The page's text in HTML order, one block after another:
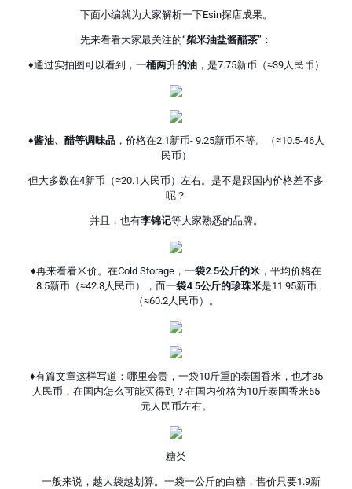
下面小编就为大家解析一下Esin探店成果。
先来看看大家最关注的“柴米油盐酱醋茶”：
♦通过实拍图可以看到， 一桶两升的油，是7.75新币（≈39人民币）
♦酱油、醋等调味品，价格在2.1新币- 9.25新币不等。（≈10.5-46人
民币）
但大多数在4新币（≈20.1人民币）左右。是不是跟国内价格差不多
呢？
并且，也有李锦记等大家熟悉的品牌。
♦再来看看米价。在Cold Storage， 一袋2.5公斤的米 ，平均价格在
8.5新币（≈42.8人民币），而一袋4.5公斤的珍珠米是11.95新币
（≈60.2人民币）。
♦有篇文章这样写道：哪里会贵，一袋10斤重的泰国香米，也才35
人民币，在国内怎么可能买得到？在国内价格为10斤泰国香米65
元人民币左右。
糖类
一般来说，越大袋越划算。一袋一公斤的白糖，售价只要1.9新